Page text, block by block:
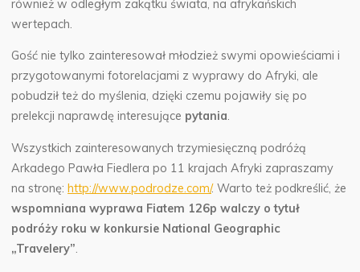
również w odległym zakątku świata, na afrykańskich
wertepach.
Gość nie tylko zainteresował młodzież swymi opowieściami i
przygotowanymi fotorelacjami z wyprawy do Afryki, ale
pobudził też do myślenia, dzięki czemu pojawiły się po
prelekcji naprawdę interesujące pytania.
Wszystkich zainteresowanych trzymiesięczną podróżą
Arkadego Pawła Fiedlera po 11 krajach Afryki zapraszamy
na stronę:http://www.podrodze.com/. Warto też podkreślić, że
wspomniana wyprawa Fiatem 126p walczy o tytuł
podróży roku w konkursie National Geographic
„Travelery”.